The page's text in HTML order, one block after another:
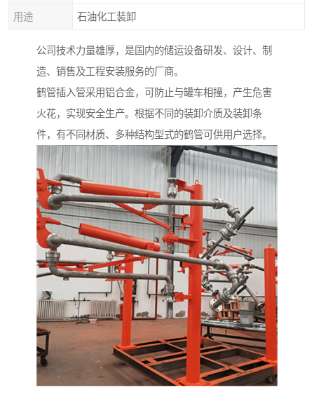
用途 石油化工装卸
公司技术力量雄厚，是国内的储运设备研发、设计、制
造、销售及工程安装服务的厂商。
鹤管插入管采用铝合金，可防止与罐车相撞，产生危害
火花，实现安全生产。根据不同的装卸介质及装卸条
件，有不同材质、多种结构型式的鹤管可供用户选择。